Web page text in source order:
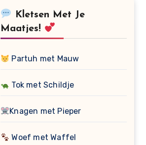
Kletsen Met Je
Maatjes!
Partuh met Mauw
Tok met Schildje
Knagen met Pieper
Woef met Waffel